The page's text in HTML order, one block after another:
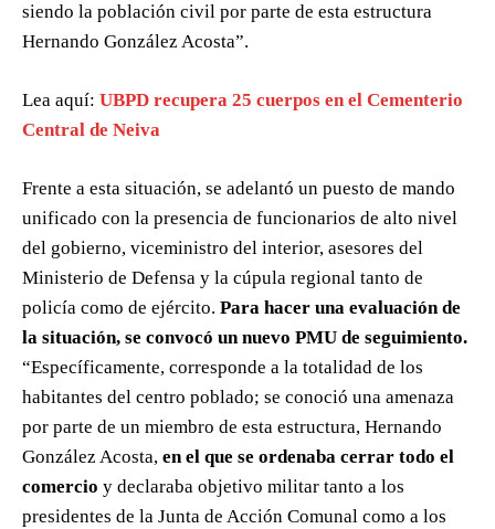
siendo la población civil por parte de esta estructura
Hernando González Acosta”.
Lea aquí: UBPD recupera 25 cuerpos en el Cementerio
Central de Neiva
Frente a esta situación, se adelantó un puesto de mando
unificado con la presencia de funcionarios de alto nivel
del gobierno, viceministro del interior, asesores del
Ministerio de Defensa y la cúpula regional tanto de
policía como de ejército. Para hacer una evaluación de
la situación, se convocó un nuevo PMU de seguimiento.
“Específicamente, corresponde a la totalidad de los
habitantes del centro poblado; se conoció una amenaza
por parte de un miembro de esta estructura, Hernando
González Acosta, en el que se ordenaba cerrar todo el
comercio y declaraba objetivo militar tanto a los
presidentes de la Junta de Acción Comunal como a los